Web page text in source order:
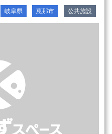
岐阜県 恵那市 公共施設